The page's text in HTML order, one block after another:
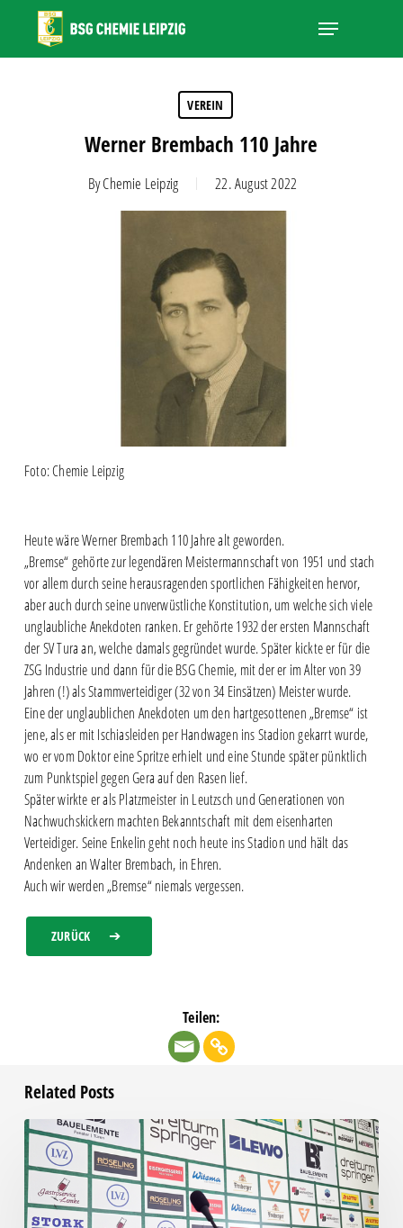
main
Menu
VEREIN
Werner Brembach 110 Jahre
ByChemie Leipzig 22. August 2022
Foto: Chemie Leipzig
Heute wäre Werner Brembach 110 Jahre alt geworden.
„Bremse“ gehörte zur legendären Meistermannschaft von 1951 und stach
vor allem durch seine herausragenden sportlichen Fähigkeiten hervor,
aber auch durch seine unverwüstliche Konstitution, um welche sich viele
unglaubliche Anekdoten ranken. Er gehörte 1932 der ersten Mannschaft
der SV Tura an, welche damals gegründet wurde. Später kickte er für die
ZSG Industrie und dann für die BSG Chemie, mit der er im Alter von 39
Jahren (!) als Stammverteidiger (32 von 34 Einsätzen) Meister wurde.
Eine der unglaublichen Anekdoten um den hartgesottenen „Bremse“ ist
jene, als er mit Ischiasleiden per Handwagen ins Stadion gekarrt wurde,
wo er vom Doktor eine Spritze erhielt und eine Stunde später pünktlich
zum Punktspiel gegen Gera auf den Rasen lief.
Später wirkte er als Platzmeister in Leutzsch und Generationen von
Nachwuchskickern machten Bekanntschaft mit dem eisenharten
Verteidiger. Seine Enkelin geht noch heute ins Stadion und hält das
Andenken an Walter Brembach, in Ehren.
Auch wir werden „Bremse“ niemals vergessen.
ZURÜCK
Teilen:
Related Posts
Pressegespräch
vor
RSV
Eintracht
1949
Close